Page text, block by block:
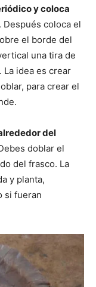
y coloca
Después coloca el
el borde del
una tira de
La idea es crear
para crear el
del
doblar el
del frasco. La
y planta,
si fueran